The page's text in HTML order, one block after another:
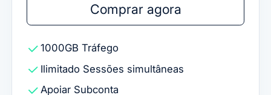
Comprar agora
1000GB Tráfego
Ilimitado Sessões simultâneas
Apoiar Subconta